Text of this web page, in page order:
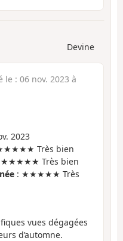
Devine
le : 06 nov. 2023 à
2023
Très bien
★★★★★ Très bien
: ★★★★★ Très
vues dégagées
d’automne.